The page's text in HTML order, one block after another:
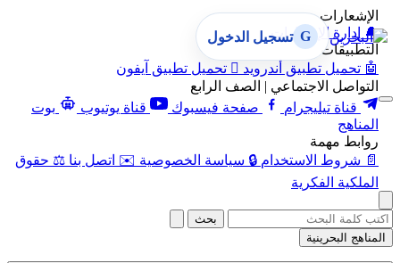
الإشعارات
🔔 إدارة الإشعارات
التطبيقات
🤖 تحميل تطبيق أندرويد  تحميل تطبيق آيفون
التواصل الاجتماعي | الصف الرابع
قناة تيليجرام
صفحة فيسبوك قناة يوتيوب
بوت
المناهج
روابط مهمة
📄 شروط الاستخدام 🔒 سياسة الخصوصية ✉️ اتصل بنا ⚖️ حقوق
الملكية الفكرية
G تسجيل الدخول
بحث
المناهج البحرينية